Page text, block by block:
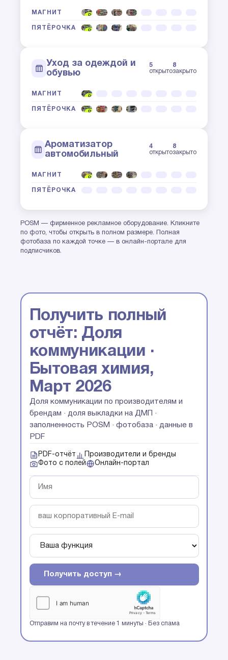
МАГНИТ
POSM
ПЯТЁРОЧКА
POSM
Уход за одеждой и
обувью
5
открыто
8
закрыто
МАГНИТ
POSM
ПЯТЁРОЧКА
POSM
Ароматизатор
автомобильный
4
открыто
8
закрыто
МАГНИТ
POSM
ПЯТЁРОЧКА
POSM — фирменное рекламное оборудование. Кликните
по фото, чтобы открыть в полном размере. Полная
фотобаза по каждой точке — в онлайн-портале для
подписчиков.
Получить полный
отчёт: Доля
коммуникации ·
Бытовая химия,
Март 2026
Доля коммуникации по производителям и
брендам · доля выкладки на ДМП ·
заполненность POSM · фотобаза · данные в
PDF
PDF-отчёт
Производители и бренды
Фото с полей
Онлайн-портал
Получить доступ →
Отправим на почту в течение 1 минуты · Без спама